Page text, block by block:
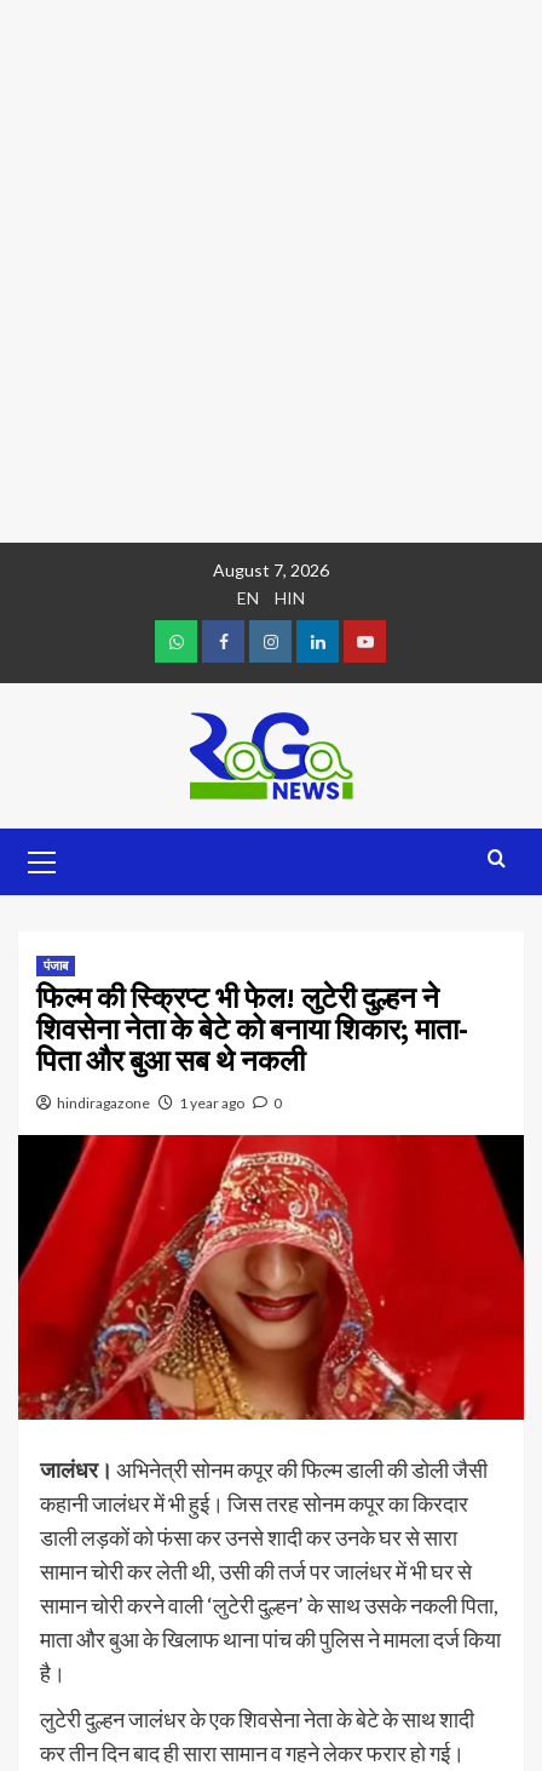
August 7, 2026
EN
HIN
पंजाब
फिल्म की स्क्रिप्ट भी फेल! लुटेरी दुल्हन ने
शिवसेना नेता के बेटे को बनाया शिकार; माता-
पिता और बुआ सब थे नकली
hindiragazone 1 year ago 0
जालंधर। अभिनेत्री सोनम कपूर की फिल्म डाली की डोली जैसी
कहानी जालंधर में भी हुई। जिस तरह सोनम कपूर का किरदार
डाली लड़कों को फंसा कर उनसे शादी कर उनके घर से सारा
सामान चोरी कर लेती थी, उसी की तर्ज पर जालंधर में भी घर से
सामान चोरी करने वाली ‘लुटेरी दुल्हन’ के साथ उसके नकली पिता,
माता और बुआ के खिलाफ थाना पांच की पुलिस ने मामला दर्ज किया
है।
लुटेरी दुल्हन जालंधर के एक शिवसेना नेता के बेटे के साथ शादी
कर तीन दिन बाद ही सारा सामान व गहने लेकर फरार हो गई।